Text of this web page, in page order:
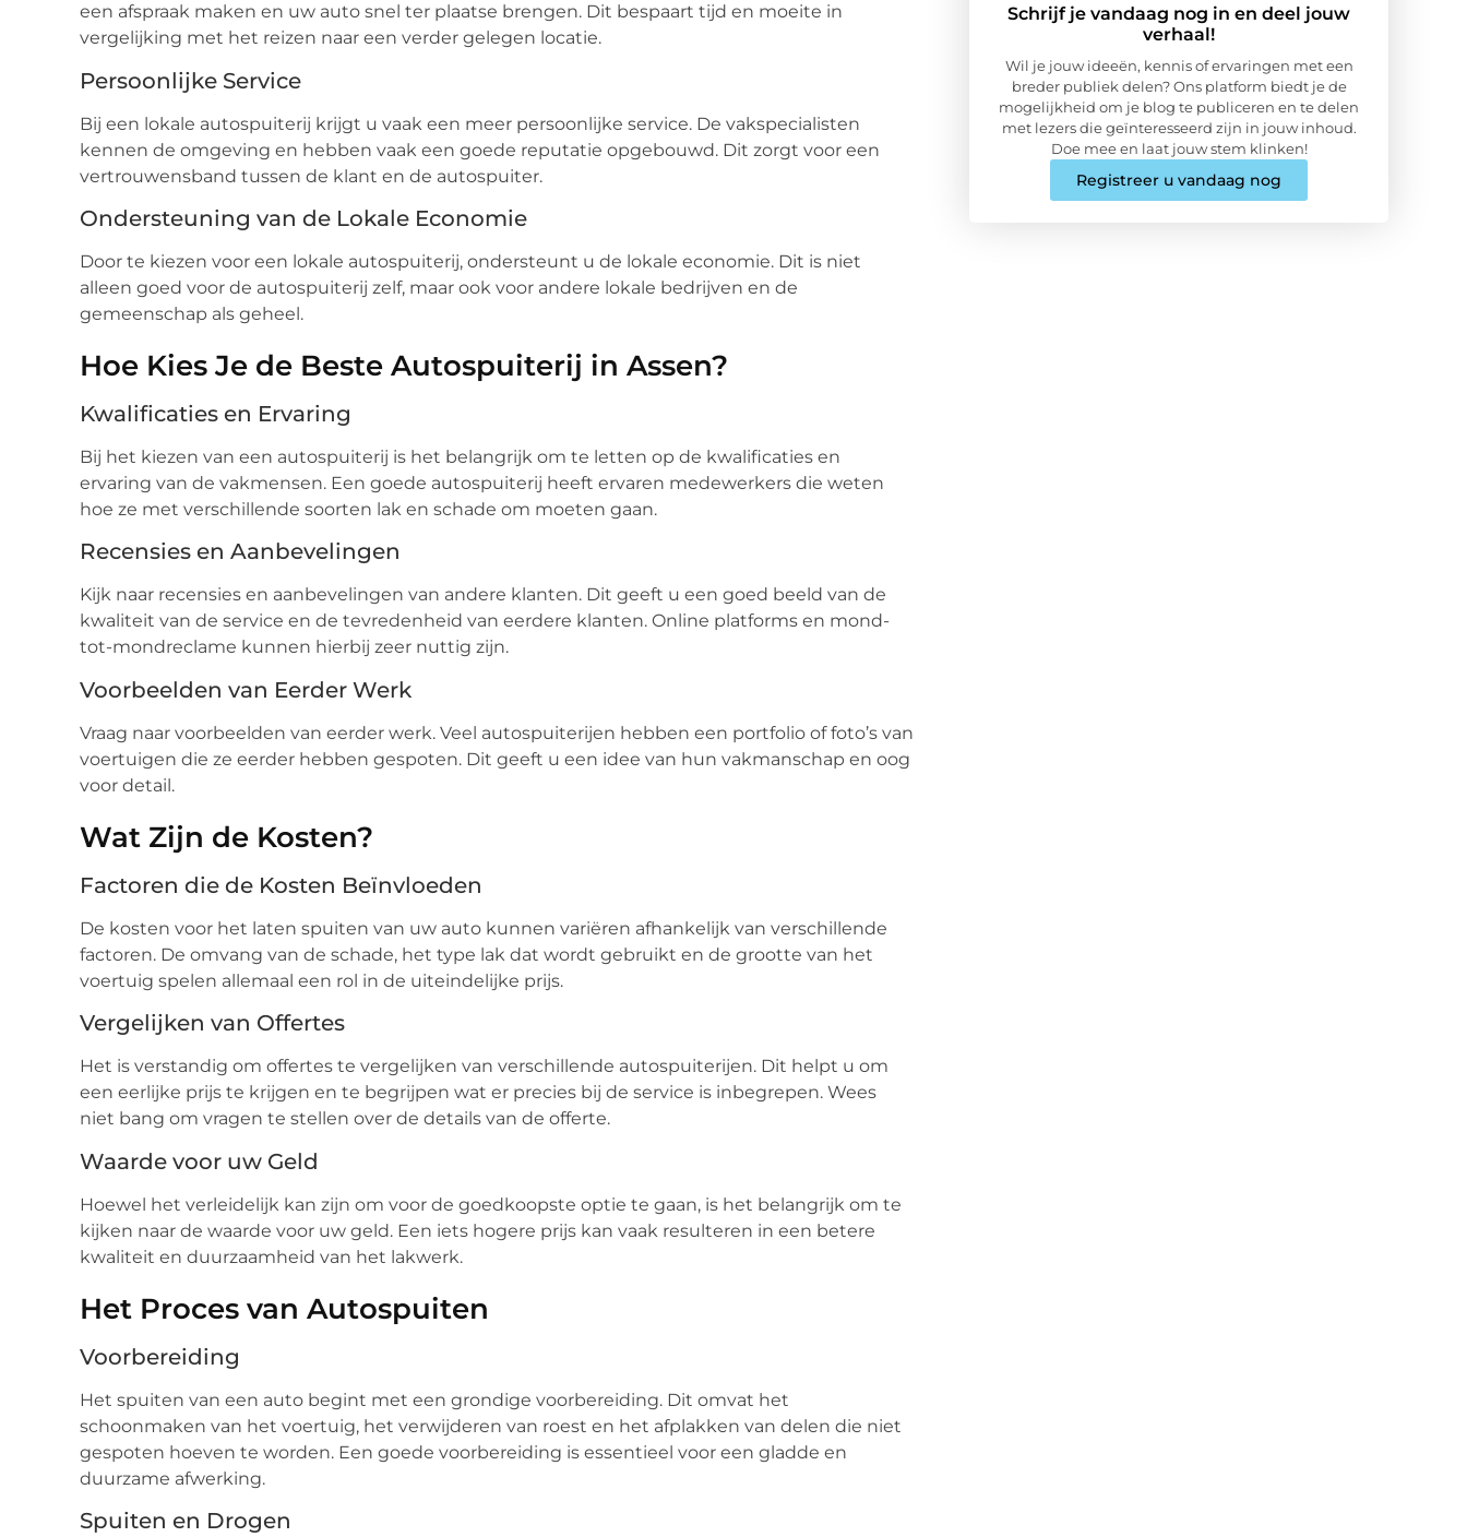
een afspraak maken en uw auto snel ter plaatse brengen. Dit bespaart tijd en moeite in
vergelijking met het reizen naar een verder gelegen locatie.
Persoonlijke Service
Bij een lokale autospuiterij krijgt u vaak een meer persoonlijke service. De vakspecialisten
kennen de omgeving en hebben vaak een goede reputatie opgebouwd. Dit zorgt voor een
vertrouwensband tussen de klant en de autospuiter.
Ondersteuning van de Lokale Economie
Door te kiezen voor een lokale autospuiterij, ondersteunt u de lokale economie. Dit is niet
alleen goed voor de autospuiterij zelf, maar ook voor andere lokale bedrijven en de
gemeenschap als geheel.
Hoe Kies Je de Beste Autospuiterij in Assen?
Kwalificaties en Ervaring
Bij het kiezen van een autospuiterij is het belangrijk om te letten op de kwalificaties en
ervaring van de vakmensen. Een goede autospuiterij heeft ervaren medewerkers die weten
hoe ze met verschillende soorten lak en schade om moeten gaan.
Recensies en Aanbevelingen
Kijk naar recensies en aanbevelingen van andere klanten. Dit geeft u een goed beeld van de
kwaliteit van de service en de tevredenheid van eerdere klanten. Online platforms en mond-
tot-mondreclame kunnen hierbij zeer nuttig zijn.
Voorbeelden van Eerder Werk
Vraag naar voorbeelden van eerder werk. Veel autospuiterijen hebben een portfolio of foto’s van
voertuigen die ze eerder hebben gespoten. Dit geeft u een idee van hun vakmanschap en oog
voor detail.
Wat Zijn de Kosten?
Factoren die de Kosten Beïnvloeden
De kosten voor het laten spuiten van uw auto kunnen variëren afhankelijk van verschillende
factoren. De omvang van de schade, het type lak dat wordt gebruikt en de grootte van het
voertuig spelen allemaal een rol in de uiteindelijke prijs.
Vergelijken van Offertes
Het is verstandig om offertes te vergelijken van verschillende autospuiterijen. Dit helpt u om
een eerlijke prijs te krijgen en te begrijpen wat er precies bij de service is inbegrepen. Wees
niet bang om vragen te stellen over de details van de offerte.
Waarde voor uw Geld
Hoewel het verleidelijk kan zijn om voor de goedkoopste optie te gaan, is het belangrijk om te
kijken naar de waarde voor uw geld. Een iets hogere prijs kan vaak resulteren in een betere
kwaliteit en duurzaamheid van het lakwerk.
Het Proces van Autospuiten
Voorbereiding
Het spuiten van een auto begint met een grondige voorbereiding. Dit omvat het
schoonmaken van het voertuig, het verwijderen van roest en het afplakken van delen die niet
gespoten hoeven te worden. Een goede voorbereiding is essentieel voor een gladde en
duurzame afwerking.
Spuiten en Drogen
Schrijf je vandaag nog in en deel jouw
verhaal!
Wil je jouw ideeën, kennis of ervaringen met een
breder publiek delen? Ons platform biedt je de
mogelijkheid om je blog te publiceren en te delen
met lezers die geïnteresseerd zijn in jouw inhoud.
Doe mee en laat jouw stem klinken!
Registreer u vandaag nog